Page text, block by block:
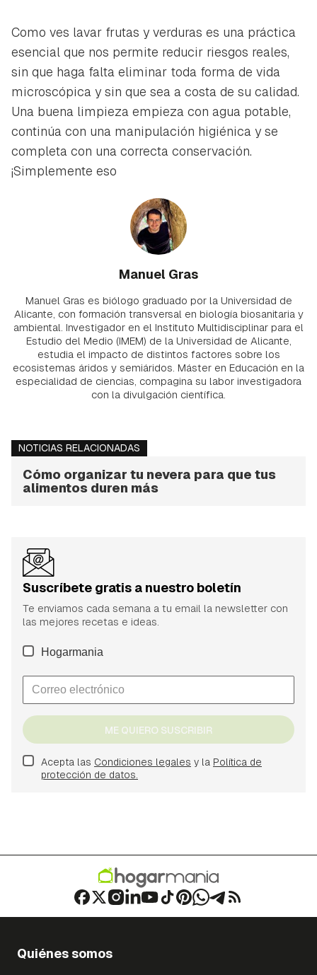
Como ves lavar frutas y verduras es una práctica
esencial que nos permite reducir riesgos reales,
sin que haga falta eliminar toda forma de vida
microscópica y sin que sea a costa de su calidad.
Una buena limpieza empieza con agua potable,
continúa con una manipulación higiénica y se
completa con una correcta conservación.
¡Simplemente eso
Manuel Gras
Manuel Gras es biólogo graduado por la Universidad de
Alicante, con formación transversal en biología biosanitaria y
ambiental. Investigador en el Instituto Multidisciplinar para el
Estudio del Medio (IMEM) de la Universidad de Alicante,
estudia el impacto de distintos factores sobre los
ecosistemas áridos y semiáridos. Máster en Educación en la
especialidad de ciencias, compagina su labor investigadora
con la divulgación científica.
NOTICIAS RELACIONADAS
Cómo organizar tu nevera para que tus
alimentos duren más
Suscríbete gratis a nuestro boletín
Te enviamos cada semana a tu email la newsletter con
las mejores recetas e ideas.
Hogarmania
ME QUIERO SUSCRIBIR
Acepta las Condiciones legales y la Política de
protección de datos.
Quiénes somos